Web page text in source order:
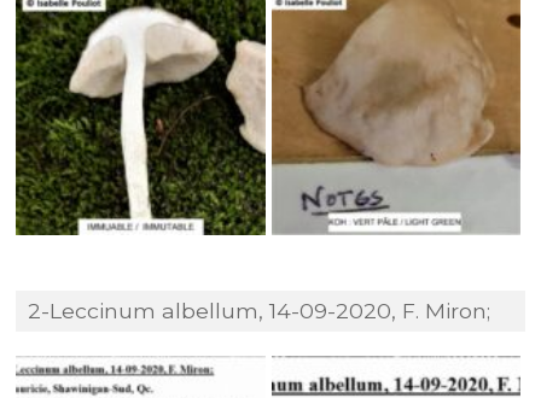
2-Leccinum albellum, 14-09-2020, F. Miron;